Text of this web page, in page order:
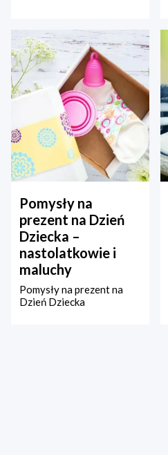
Pomysły na
prezent na Dzień
Dziecka –
nastolatkowie i
maluchy
Pomysły na prezent na
Dzień Dziecka